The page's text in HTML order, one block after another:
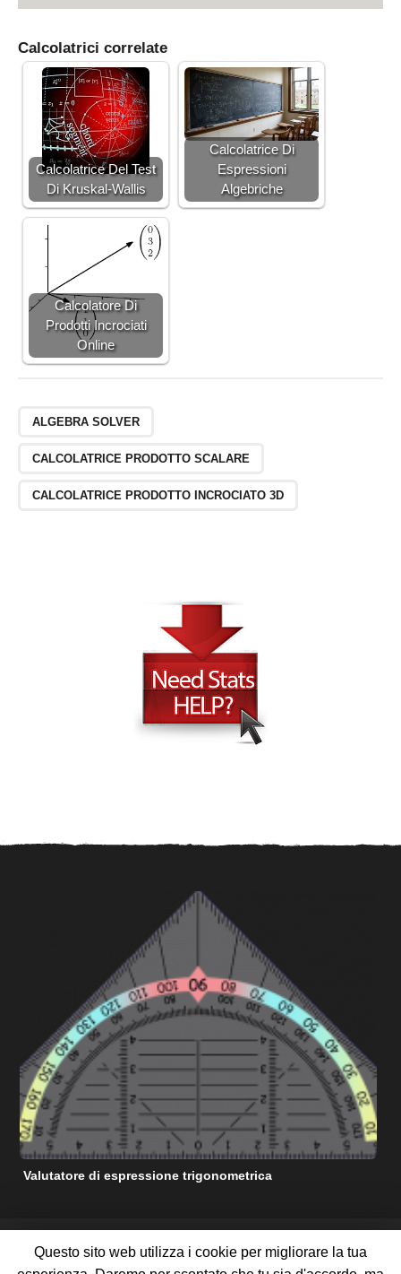
Calcolatrici correlate
Calcolatrice Del Test
Di Kruskal-Wallis
Calcolatrice Di
Espressioni
Algebriche
Calcolatore Di
Prodotti Incrociati
Online
ALGEBRA SOLVER
CALCOLATRICE PRODOTTO SCALARE
CALCOLATRICE PRODOTTO INCROCIATO 3D
Valutatore di espressione trigonometrica
RISORSE DI AIUTO MATEMATICHE GRATUITE
TERMINI DI SERVIZIO
POLITICA SULLA RISERVATEZZA
Questo sito web utilizza i cookie per migliorare la tua